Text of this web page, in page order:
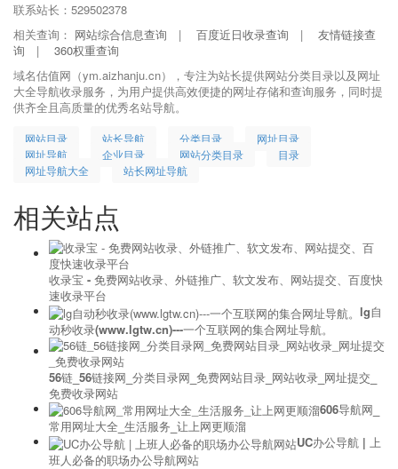
联系站长：529502378
相关查询： 网站综合信息查询 | 百度近日收录查询 | 友情链接查
询 | 360权重查询
域名估值网（ym.aizhanju.cn），专注为站长提供网站分类目录以及网址
大全导航收录服务，为用户提供高效便捷的网址存储和查询服务，同时提
供齐全且高质量的优秀名站导航。
网站目录 站长导航 分类目录
网址目录
网址导航
企业目录 网站分类目录
目录
网址导航大全
站长网址导航
相关站点
收录宝 - 免费网站收录、外链推广、软文发布、网站提交、百度快
速收录平台
lg自
动秒收录(www.lgtw.cn)---一个互联网的集合网址导航。
56链_56链接网_分类目录网_免费网站目录_网站收录_网址提交_
免费收录网站
606导航网_
常用网址大全_生活服务_让上网更顺溜
UC办公导航 | 上
班人必备的职场办公导航网站